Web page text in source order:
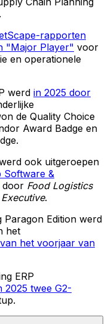
rapporten
"Major Player" voor
en operationele
werd in 2025 door
de Quality Choice
Award Badge en
ook uitgeroepen
Software &
door Food Logistics
.
Paragon Edition werd
het
het voorjaar van
ERP
2025 twee G2-